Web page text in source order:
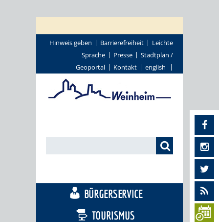
Hinweis geben Barrierefreiheit
Leichte
Sprache
Presse
Stadtplan /
Geoportal
Kontakt english
BÜRGERSERVICE
TOURISMUS